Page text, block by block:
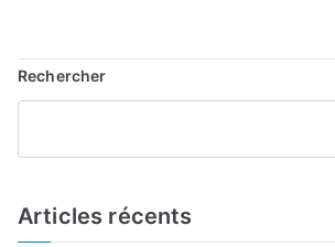
Rechercher
Articles récents